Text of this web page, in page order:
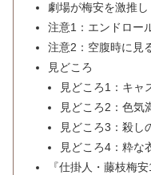
劇場が梅安を激推し
注意1：エンドロー
注意2：空腹時に見
見どころ
見どころ1：キャ
見どころ2：色気
見どころ3：殺し
見どころ4：粋な
『仕掛人・藤枝梅